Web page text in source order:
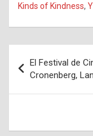
Kinds of Kindness,
de
entradas
El Festival de
Cronenberg,